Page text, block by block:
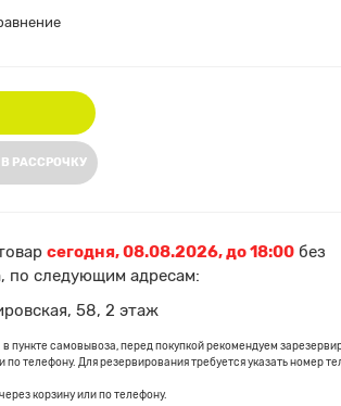
РАССРОЧКУ
сегодня, 08.08.2026, до 18:00 без
по следующим адресам:
58, 2 этаж
пункте самовывоза, перед покупкой рекомендуем
телефону. Для резервирования требуется указать номер
корзину или по телефону.